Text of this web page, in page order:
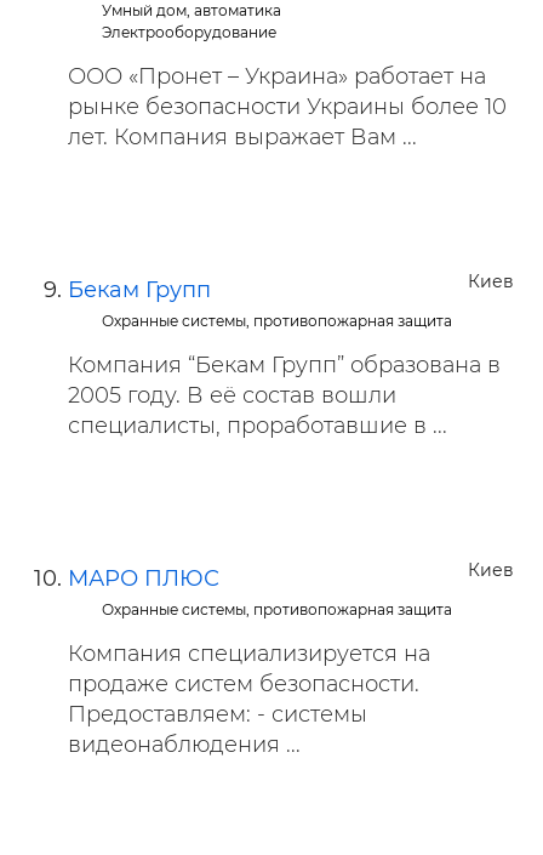
Умный дом, автоматика
Электрооборудование
ООО «Пронет – Украина» работает на
рынке безопасности Украины более 10
лет. Компания выражает Вам ...
Киев
Бекам Групп
Охранные системы, противопожарная защита
Компания “Бекам Групп” образована в
2005 году. В её состав вошли
специалисты, проработавшие в ...
Киев
МАРО ПЛЮС
Охранные системы, противопожарная защита
Компания специализируется на
продаже систем безопасности.
Предоставляем: - системы
видеонаблюдения ...